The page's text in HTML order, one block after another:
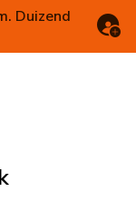
Duizend